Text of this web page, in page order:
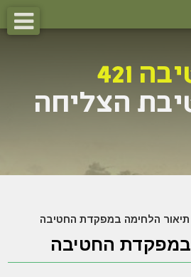
תיאור הלחימה במפקדת החטיבה
במפקדת החטיבה